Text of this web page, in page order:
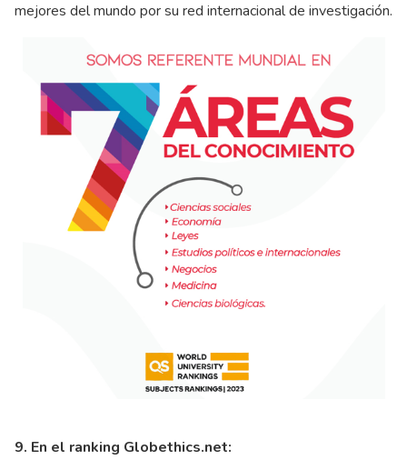
mejores del mundo por su red internacional de investigación.
9. En el ranking Globethics.net: